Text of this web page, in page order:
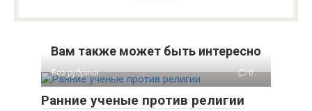
Вам также может быть интересно
Без рубрики 0
Ранние ученые против религии